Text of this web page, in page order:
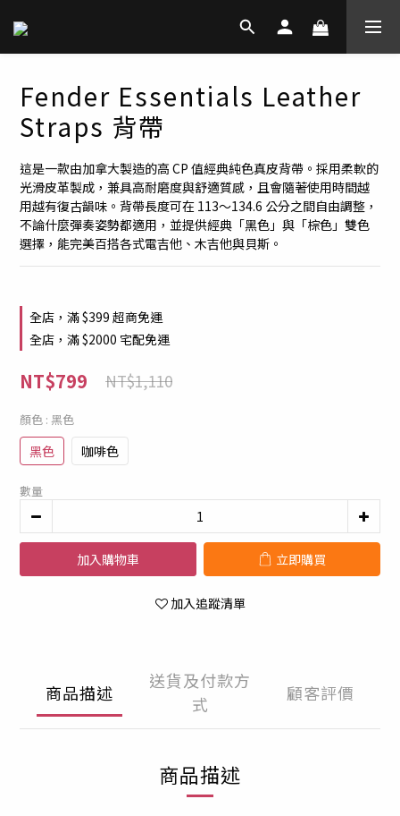
Fender Essentials Leather
Straps 背帶
這是一款由加拿大製造的高 CP 值經典純色真皮背帶。採用柔軟的
光滑皮革製成，兼具高耐磨度與舒適質感，且會隨著使用時間越
用越有復古韻味。背帶長度可在 113～134.6 公分之間自由調整，
不論什麼彈奏姿勢都適用，並提供經典「黑色」與「棕色」雙色
選擇，能完美百搭各式電吉他、木吉他與貝斯。
全店，滿 $399 超商免運
全店，滿 $2000 宅配免運
NT$799 NT$1,110
顏色 : 黑色
黑色 咖啡色
數量
加入購物車 立即購買
加入追蹤清單
商品描述
送貨及付款方
式
顧客評價
商品描述